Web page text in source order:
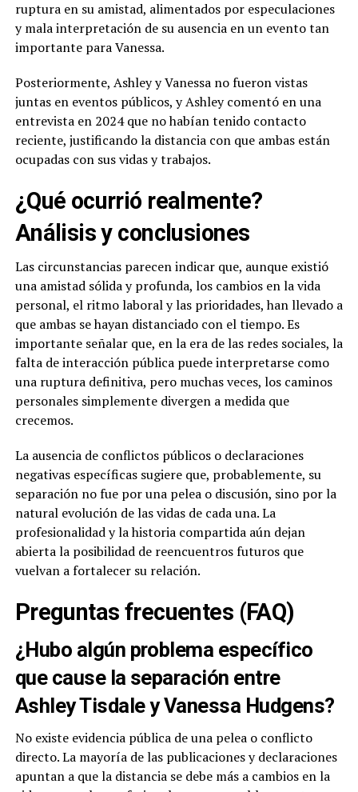
ruptura en su amistad, alimentados por especulaciones
y mala interpretación de su ausencia en un evento tan
importante para Vanessa.
Posteriormente, Ashley y Vanessa no fueron vistas
juntas en eventos públicos, y Ashley comentó en una
entrevista en 2024 que no habían tenido contacto
reciente, justificando la distancia con que ambas están
ocupadas con sus vidas y trabajos.
¿Qué ocurrió realmente?
Análisis y conclusiones
Las circunstancias parecen indicar que, aunque existió
una amistad sólida y profunda, los cambios en la vida
personal, el ritmo laboral y las prioridades, han llevado a
que ambas se hayan distanciado con el tiempo. Es
importante señalar que, en la era de las redes sociales, la
falta de interacción pública puede interpretarse como
una ruptura definitiva, pero muchas veces, los caminos
personales simplemente divergen a medida que
crecemos.
La ausencia de conflictos públicos o declaraciones
negativas específicas sugiere que, probablemente, su
separación no fue por una pelea o discusión, sino por la
natural evolución de las vidas de cada una. La
profesionalidad y la historia compartida aún dejan
abierta la posibilidad de reencuentros futuros que
vuelvan a fortalecer su relación.
Preguntas frecuentes (FAQ)
¿Hubo algún problema específico
que cause la separación entre
Ashley Tisdale y Vanessa Hudgens?
No existe evidencia pública de una pelea o conflicto
directo. La mayoría de las publicaciones y declaraciones
apuntan a que la distancia se debe más a cambios en la